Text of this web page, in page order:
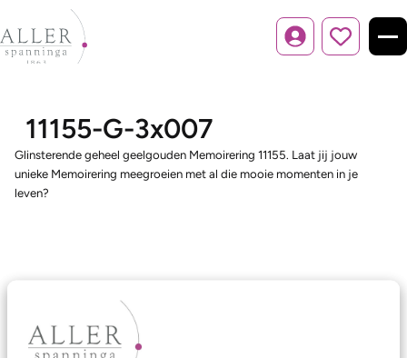
Inloggen
11155-G-3x007
Glinsterende geheel geelgouden Memoirering 11155. Laat jij jouw
unieke Memoirering meegroeien met al die mooie momenten in je
leven?
Ons aanbod